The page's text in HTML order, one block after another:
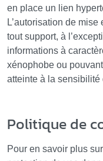
en place un lien
L’autorisation de
tout support, à
informations à
xénophobe ou
atteinte à la sensibilité
Politique de
Pour en savoir plus